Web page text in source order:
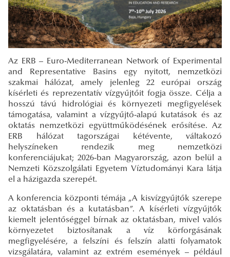
Az ERB – Euro-Mediterranean Network of Experimental
and Representative Basins egy nyitott, nemzetközi
szakmai hálózat, amely jelenleg 22 európai ország
kísérleti és reprezentatív vízgyűjtőit fogja össze. Célja a
hosszú távú hidrológiai és környezeti megfigyelések
támogatása, valamint a vízgyűjtő-alapú kutatások és az
oktatás nemzetközi együttműködésének erősítése. Az
ERB hálózat tagországai kétévente, váltakozó
helyszíneken rendezik meg nemzetközi
konferenciájukat; 2026-ban Magyarország, azon belül a
Nemzeti Közszolgálati Egyetem Víztudományi Kara látja
el a házigazda szerepét.
A konferencia központi témája „A kisvízgyűjtők szerepe
az oktatásban és a kutatásban”. A kísérleti vízgyűjtők
kiemelt jelentőséggel bírnak az oktatásban, mivel valós
környezetet biztosítanak a víz körforgásának
megfigyelésére, a felszíni és felszín alatti folyamatok
vizsgálatára, valamint az extrém események – például